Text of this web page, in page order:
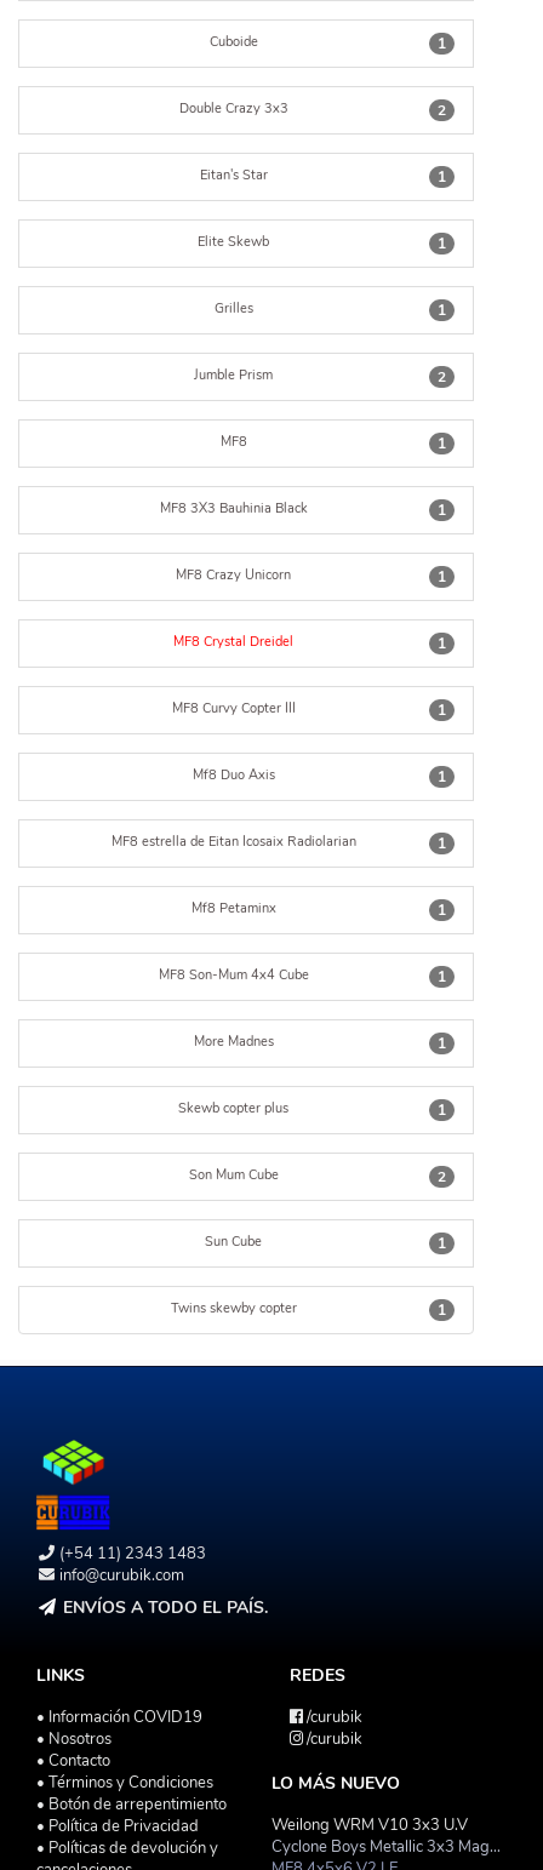
1
Cuboide
2
Double Crazy 3x3
1
Eitan's Star
1
Elite Skewb
1
Grilles
2
Jumble Prism
1
MF8
1
MF8 3X3 Bauhinia Black
1
MF8 Crazy Unicorn
1
MF8 Crystal Dreidel
1
MF8 Curvy Copter III
1
Mf8 Duo Axis
1
MF8 estrella de Eitan Icosaix Radiolarian
1
Mf8 Petaminx
1
MF8 Son-Mum 4x4 Cube
1
More Madnes
1
Skewb copter plus
2
Son Mum Cube
1
Sun Cube
1
Twins skewby copter
(+54 11) 2343 1483
info@curubik.com
ENVÍOS A TODO EL PAÍS.
LINKS
• Información COVID19
• Nosotros
• Contacto
• Términos y Condiciones
• Botón de arrepentimiento
• Política de Privacidad
• Políticas de devolución y
REDES
/curubik
/curubik
LO MÁS NUEVO
Weilong WRM V10 3x3 U.V
Cyclone Boys Metallic 3x3 Magnetico Macaron